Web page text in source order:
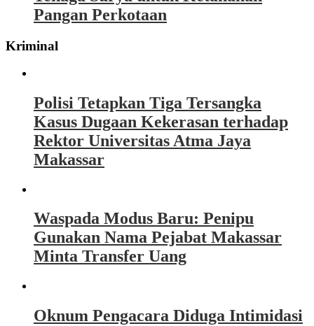
Pangan Perkotaan
Kriminal
Polisi Tetapkan Tiga Tersangka
Kasus Dugaan Kekerasan terhadap
Rektor Universitas Atma Jaya
Makassar
Waspada Modus Baru: Penipu
Gunakan Nama Pejabat Makassar
Minta Transfer Uang
Oknum Pengacara Diduga Intimidasi